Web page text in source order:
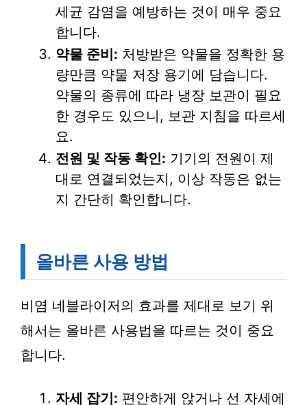
세균 감염을 예방하는 것이 매우 중요
합니다.
약물 준비: 처방받은 약물을 정확한 용
량만큼 약물 저장 용기에 담습니다.
약물의 종류에 따라 냉장 보관이 필요
한 경우도 있으니, 보관 지침을 따르세
요.
전원 및 작동 확인: 기기의 전원이 제
대로 연결되었는지, 이상 작동은 없는
지 간단히 확인합니다.
올바른 사용 방법
비염 네블라이저의 효과를 제대로 보기 위
해서는 올바른 사용법을 따르는 것이 중요
합니다.
자세 잡기: 편안하게 앉거나 선 자세에